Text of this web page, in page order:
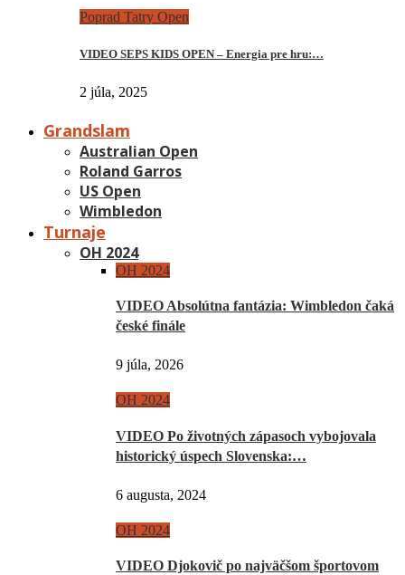
Poprad Tatry Open
VIDEO SEPS KIDS OPEN – Energia pre hru:…
2 júla, 2025
Grandslam
Australian Open
Roland Garros
US Open
Wimbledon
Turnaje
OH 2024
OH 2024
VIDEO Absolútna fantázia: Wimbledon čaká
české finále
9 júla, 2026
OH 2024
VIDEO Po životných zápasoch vybojovala
historický úspech Slovenska:…
6 augusta, 2024
OH 2024
VIDEO Djokovič po najväčšom športovom